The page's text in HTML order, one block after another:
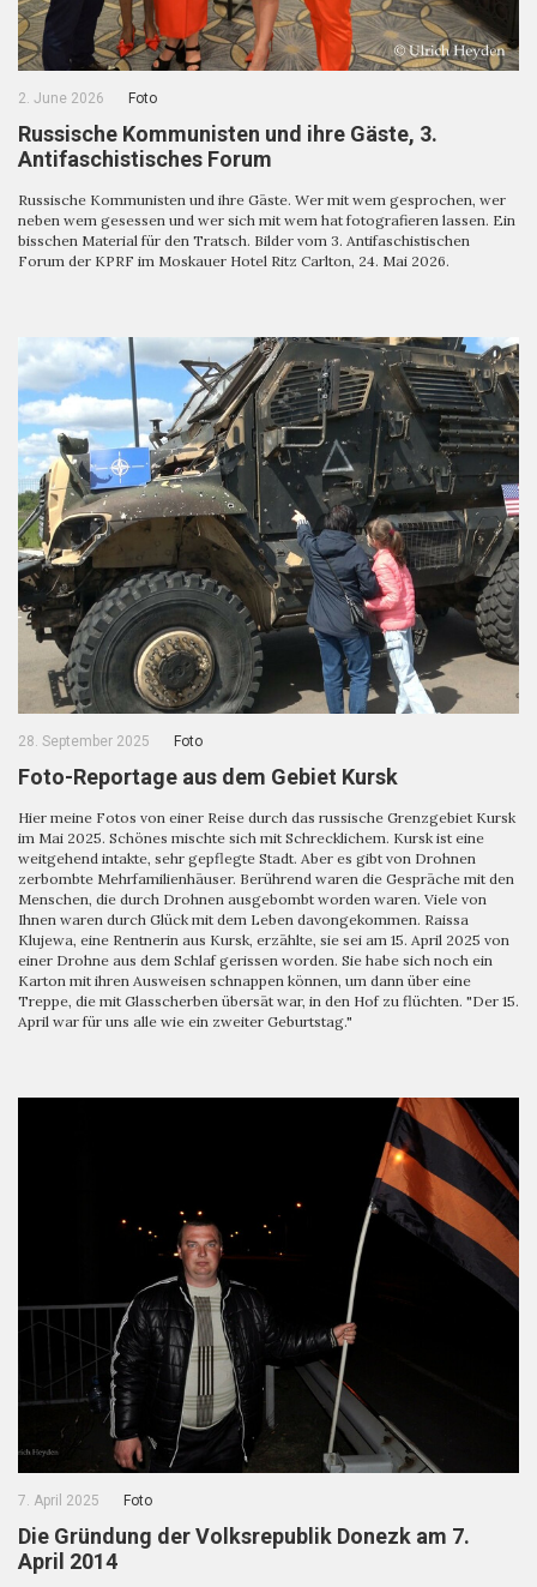
2. June 2026 Foto
Russische Kommunisten und ihre Gäste, 3.
Antifaschistisches Forum
Russische Kommunisten und ihre Gäste. Wer mit wem gesprochen, wer
neben wem gesessen und wer sich mit wem hat fotografieren lassen. Ein
bisschen Material für den Tratsch. Bilder vom 3. Antifaschistischen
Forum der KPRF im Moskauer Hotel Ritz Carlton, 24. Mai 2026.
28. September 2025 Foto
Foto-Reportage aus dem Gebiet Kursk
Hier meine Fotos von einer Reise durch das russische Grenzgebiet Kursk
im Mai 2025. Schönes mischte sich mit Schrecklichem. Kursk ist eine
weitgehend intakte, sehr gepflegte Stadt. Aber es gibt von Drohnen
zerbombte Mehrfamilienhäuser. Berührend waren die Gespräche mit den
Menschen, die durch Drohnen ausgebombt worden waren. Viele von
Ihnen waren durch Glück mit dem Leben davongekommen. Raissa
Klujewa, eine Rentnerin aus Kursk, erzählte, sie sei am 15. April 2025 von
einer Drohne aus dem Schlaf gerissen worden. Sie habe sich noch ein
Karton mit ihren Ausweisen schnappen können, um dann über eine
Treppe, die mit Glasscherben übersät war, in den Hof zu flüchten. "Der 15.
April war für uns alle wie ein zweiter Geburtstag."
7. April 2025 Foto
Die Gründung der Volksrepublik Donezk am 7.
April 2014